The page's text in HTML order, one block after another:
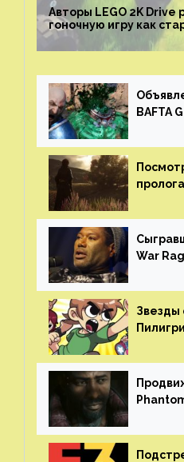
Авторы LEGO 2K Drive
гоночную игру как
BAFTA
War
Звезды
аниме
июне